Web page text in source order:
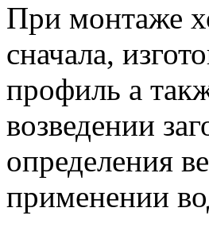
При монтаже
сначала,
профиль а
возведении
определения
применении